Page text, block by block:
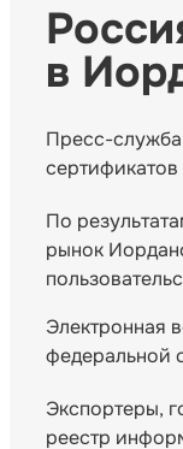
в
Пресс-служба
По
рынок
Электронная
федеральной
Экспортеры,
реестр